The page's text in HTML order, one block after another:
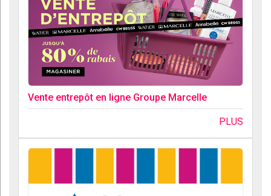
Vente entrepôt en ligne Groupe Marcelle
PLUS